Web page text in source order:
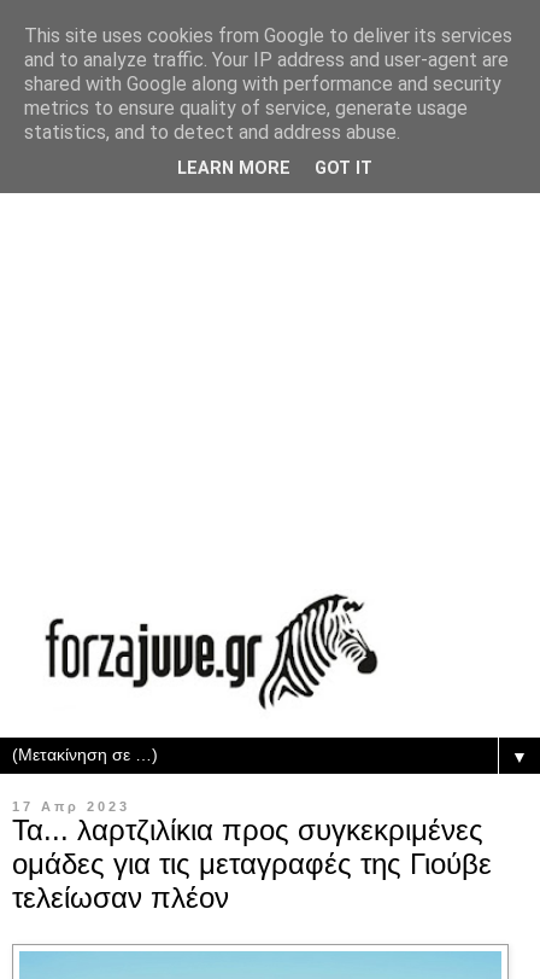
▼
17 Απρ 2023
Τα... λαρτζιλίκια προς συγκεκριμένες
ομάδες για τις μεταγραφές της Γιούβε
τελείωσαν πλέον
This site uses cookies from Google to deliver its services
and to analyze traffic. Your IP address and user-agent are
shared with Google along with performance and security
metrics to ensure quality of service, generate usage
statistics, and to detect and address abuse.
LEARN MORE GOT IT